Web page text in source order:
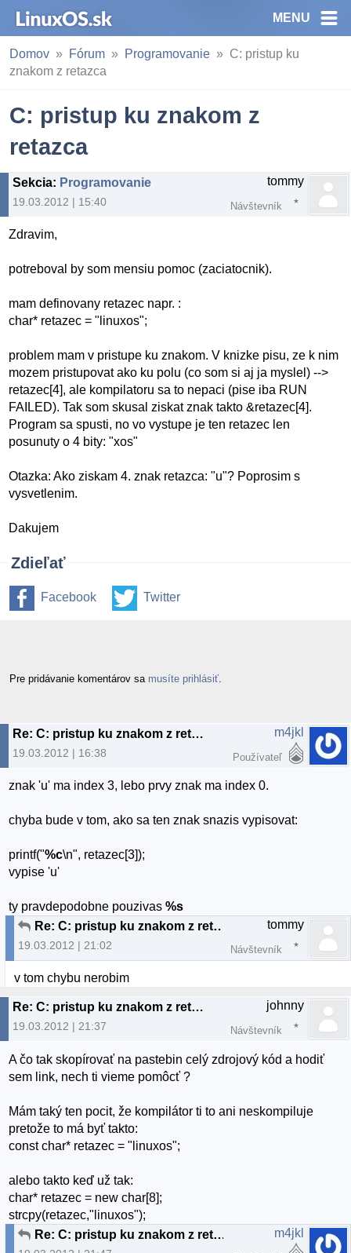
MENU
Domov Fórum Programovanie
C: pristup ku
znakom z retazca
C: pristup ku znakom z
retazca
Sekcia: Programovanie
19.03.2012 | 15:40
tommy
Návštevník
Zdravim,
potreboval by som mensiu pomoc (zaciatocnik).
mam definovany retazec napr. :
char* retazec = "linuxos";
problem mam v pristupe ku znakom. V knizke pisu, ze k nim
mozem pristupovat ako ku polu (co som si aj ja myslel) -->
retazec[4], ale kompilatoru sa to nepaci (pise iba RUN
FAILED). Tak som skusal ziskat znak takto &retazec[4].
Program sa spusti, no vo vystupe je ten retazec len
posunuty o 4 bity: "xos"
Otazka: Ako ziskam 4. znak retazca: "u"? Poprosim s
vysvetlenim.
Dakujem
Zdieľať
Facebook Twitter
Pre pridávanie komentárov sa musíte prihlásiť
Re: C: pristup ku znakom z retazca
19.03.2012 | 16:38
m4jkl
Používateľ
znak 'u' ma index 3, lebo prvy znak ma index 0.
chyba bude v tom, ako sa ten znak snazis vypisovat:
printf("%c\n", retazec[3]);
vypise 'u'
ty pravdepodobne pouzivas%s
Re: C: pristup ku znakom z retazca
19.03.2012 | 21:02
tommy
Návštevník
v tom chybu nerobim
Re: C: pristup ku znakom z retazca
19.03.2012 | 21:37
johnny
Návštevník
A čo tak skopírovať na pastebin celý zdrojový kód a hodiť
sem link, nech ti vieme pomôcť ?
Mám taký ten pocit, že kompilátor ti to ani neskompiluje
pretože to má byť takto:
const char* retazec = "linuxos";
alebo takto keď už tak:
char* retazec = new char[8];
strcpy(retazec,"linuxos");
Re: C: pristup ku znakom z retazca
m4jkl